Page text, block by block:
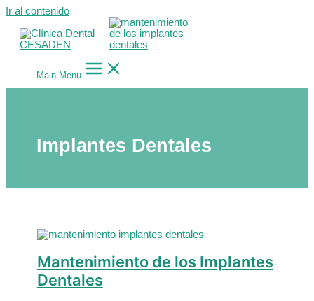
Ir al contenido
Main Menu
Implantes Dentales
Mantenimiento de los Implantes
Dentales